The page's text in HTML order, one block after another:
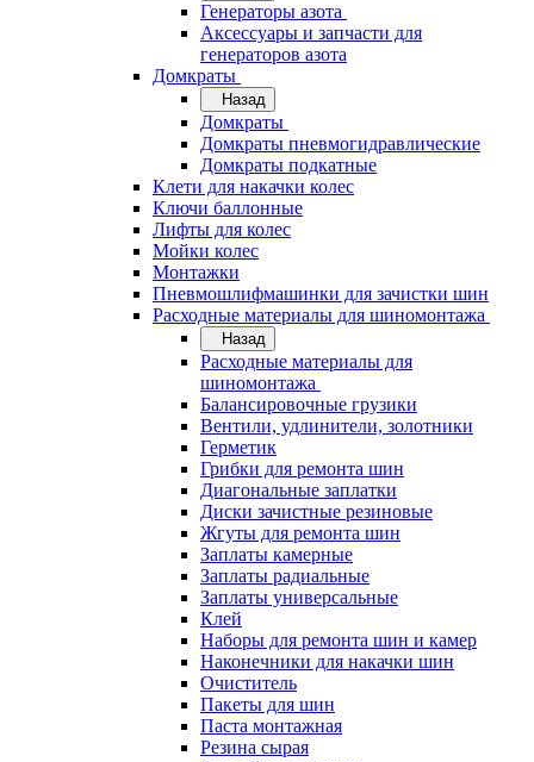
Генераторы азота
Аксессуары и запчасти для
генераторов азота
Домкраты
Назад
Домкраты
Домкраты пневмогидравлические
Домкраты подкатные
Клети для накачки колес
Ключи баллонные
Лифты для колес
Мойки колес
Монтажки
Пневмошлифмашинки для зачистки шин
Расходные материалы для шиномонтажа
Назад
Расходные материалы для
шиномонтажа
Балансировочные грузики
Вентили, удлинители, золотники
Герметик
Грибки для ремонта шин
Диагональные заплатки
Диски зачистные резиновые
Жгуты для ремонта шин
Заплаты камерные
Заплаты радиальные
Заплаты универсальные
Клей
Наборы для ремонта шин и камер
Наконечники для накачки шин
Очиститель
Пакеты для шин
Паста монтажная
Резина сырая